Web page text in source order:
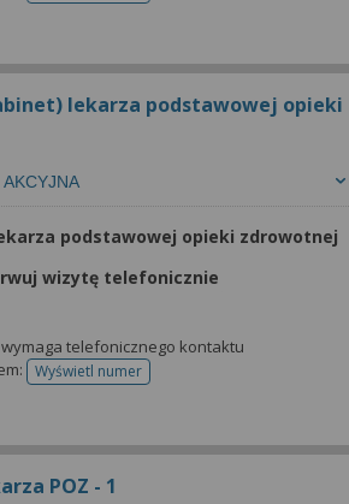
lekarza podstawowej opieki
podstawowej opieki zdrowotnej
wizytę telefonicznie
telefonicznego kontaktu
Wyświetl numertelefonu do rejestracji
POZ - 1